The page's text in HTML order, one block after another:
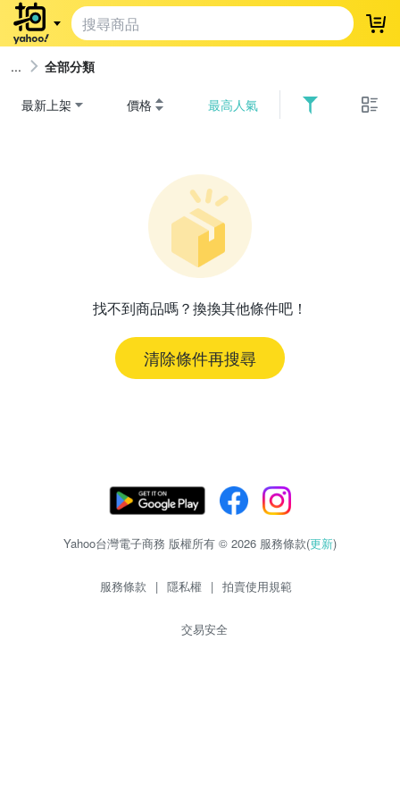
登
全部分類
最新上架 價格 最高人氣
找不到商品嗎？換換其他條件吧！
清除條件再搜尋
Yahoo台灣電子商務 版權所有 © 2026 服務條款(更新)
服務條款 | 隱私權 | 拍賣使用規範
交易安全